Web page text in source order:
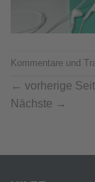
Kommentare und
← vorherige
Nächste →